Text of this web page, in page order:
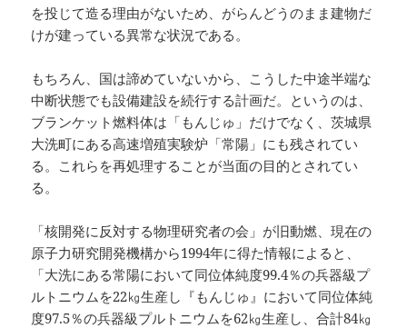
を投じて造る理由がないため、がらんどうのまま建物だ
けが建っている異常な状況である。
もちろん、国は諦めていないから、こうした中途半端な
中断状態でも設備建設を続行する計画だ。というのは、
ブランケット燃料体は「もんじゅ」だけでなく、茨城県
大洗町にある高速増殖実験炉「常陽」にも残されてい
る。これらを再処理することが当面の目的とされてい
る。
「核開発に反対する物理研究者の会」が旧動燃、現在の
原子力研究開発機構から1994年に得た情報によると、
「大洗にある常陽において同位体純度99.4％の兵器級プ
ルトニウムを22㎏生産し『もんじゅ』において同位体純
度97.5％の兵器級プルトニウムを62㎏生産し、合計84㎏